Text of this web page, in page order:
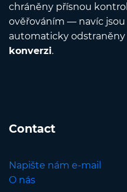
chráněny přísnou
ověřováním — navíc
automaticky odstraněny
konverzi.
Contact
Napište nám e-mail
O nás